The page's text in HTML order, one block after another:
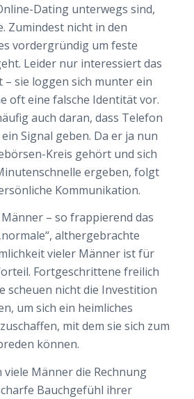
Dating unterwegs sind,
Zumindest nicht in den
vordergründig um feste
Leider nur interessiert das
– sie loggen sich munter ein
oft eine falsche Identität vor.
auch daran, dass Telefon
Signal geben. Da er ja nun
Kreis gehört und sich
ergeben, folgt
Kommunikation.
– so frappierend das
althergebrachte
vieler Männer ist für
Fortgeschrittene freilich
scheuen nicht die Investition
um sich ein heimliches
mit dem sie sich zum
können.
viele Männer die Rechnung
Bauchgefühl ihrer